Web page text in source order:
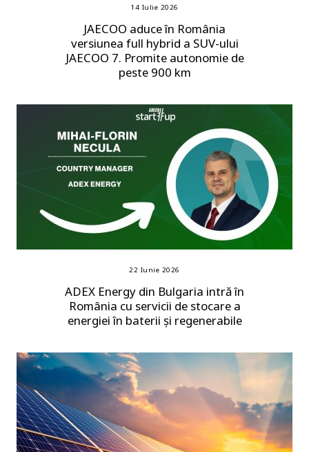
14 Iulie 2026
JAECOO aduce în România
versiunea full hybrid a SUV-ului
JAECOO 7. Promite autonomie de
peste 900 km
22 Iunie 2026
ADEX Energy din Bulgaria intră în
România cu servicii de stocare a
energiei în baterii și regenerabile